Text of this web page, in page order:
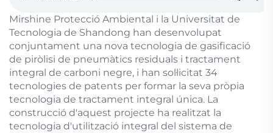
Mirshine Protecció Ambiental i la Universitat de
Tecnologia de Shandong han desenvolupat
conjuntament una nova tecnologia de gasificació
de piròlisi de pneumàtics residuals i tractament
integral de carboni negre, i han sol·licitat 34
tecnologies de patents per formar la seva pròpia
tecnologia de tractament integral única. La
construcció d'aquest projecte ha realitzat la
tecnologia d'utilització integral del sistema de